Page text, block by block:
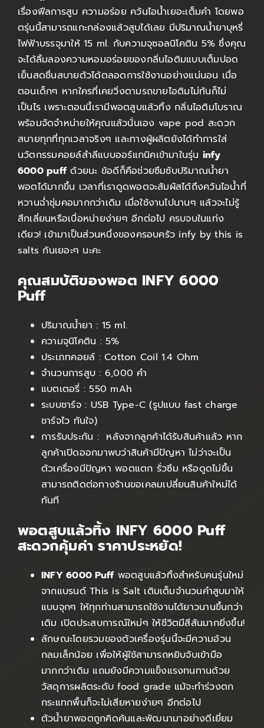
เรื่องฟีลการสูบ ความอร่อย ควันไอน้ำเยอะเต็มคำ โดยพอ
ตรุ่นนี้สามารถแกะกล่องแล้วสูบได้เลย มีปริมาณน้ำยาบุหรี่
ไฟฟ้าบรรจุมาให้ 15 ml. กับความจุซอลนิโคติน 5% ซึ่งคุณ
จะได้ลิ้มลองความหอมอร่อยของกลิ่นไอติมแบบเต็มปอด
เย็นสดชื่นสบายตัวได้ตลอดการใช้งานอย่างแน่นอน เมื่อ
ตอนเด็กๆ หากใครที่เคยวิ่งตามรถขายไอติมไม่ทันก็ไม่
เป็นไร เพราะตอนนี้เรามีพอตสูบแล้วทิ้ง กลิ่นไอติมโบราณ
พร้อมจัดจำหน่ายให้คุณแล้วนั่นเอง vape pod สะดวก
สบายทุกที่ทุกเวลาจริงๆ และทางผู้ผลิตยังได้ทำการใส่
นวัตกรรมคอยล์สำลีแบบออร์แกนิคเข้ามาในรุ่น infy
6000 puffด้วยนะ ข้อดีก็คือช่วยซึมซับปริมาณน้ำยา
พอตได้มากขึ้น เวลาที่เราดูดพอตจะสัมผัสได้ถึงควันไอน้ำที่
หวานฉ่ำชุ่มคอมากกว่าเดิม เมื่อใช้งานไปนานๆ แล้วจะไม่รู้
สึกเลี่ยนหรือเบื่อหน่ายง่ายๆ อีกต่อไป ครบจบในแท่ง
เดียว! เข้ามาเป็นส่วนหนึ่งของครอบครัว infy by this is
salts กันเยอะๆ นะคะ
คุณสมบัติของพอต INFY 6000
Puff
ปริมาณน้ำยา : 15 ml.
ความจุนิโคติน : 5%
ประเภทคอยล์ : Cotton Coil 1.4 Ohm
จำนวนการสูบ : 6,000 คำ
แบตเตอรี่ : 550 mAh
ระบบชาร์จ : USB Type-C (รูปแบบ fast charge
ชาร์จไว ทันใจ)
การรับประกัน : หลังจากลูกค้าได้รับสินค้าแล้ว หาก
ลูกค้าเปิดออกมาพบว่าสินค้ามีปัญหา ไม่ว่าจะเป็น
ตัวเครื่องมีปัญหา พอตแตก รั่วซึม หรือดูดไม่ขึ้น
สามารถติดต่อทางร้านขอเคลมเปลี่ยนสินค้าใหม่ได้
ทันที
พอตสูบแล้วทิ้ง INFY 6000 Puff
สะดวกคุ้มค่า ราคาประหยัด!
INFY 6000 Puffพอตสูบแล้วทิ้งสำหรับคนรุ่นใหม่
จากแบรนด์ This is Salt เติมเต็มจำนวนคำสูบมาให้
แบบจุกๆ ให้ทุกท่านสามารถใช้งานได้ยาวนานขึ้นกว่า
เดิม เปิดประสบการณ์ใหม่ๆ ให้ชีวิตมีสีสันมากยิ่งขึ้น!
ลักษณะโดยรวมของตัวเครื่องรุ่นนี้จะมีความอ้วน
กลมเล็กน้อย เพื่อให้ผู้ใช้สามารถหยิบจับเข้ามือ
มากกว่าเดิม แถมยังมีความแข็งแรงทนทานด้วย
วัสดุการผลิตระดับ food grade แม้จะทำร่วงตก
กระแทกพื้นก็จะไม่เสียหายง่ายๆ อีกต่อไป
ตัวน้ำยาพอตถูกคิดค้นและพัฒนามาอย่างดีเยี่ยม